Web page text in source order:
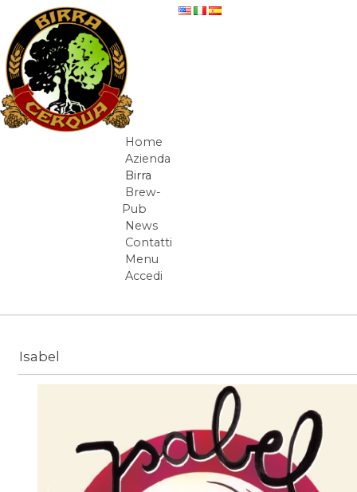
Salta al contenuto
Navigazione
Home
Azienda
Birra
Brew-
Pub
News
Contatti
Menu
Accedi
Elementi Navigazione
Isabel